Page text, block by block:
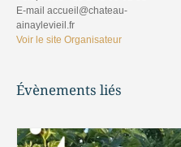
E-mail accueil@chateau-
ainaylevieil.fr
Voir le site Organisateur
Évènements liés